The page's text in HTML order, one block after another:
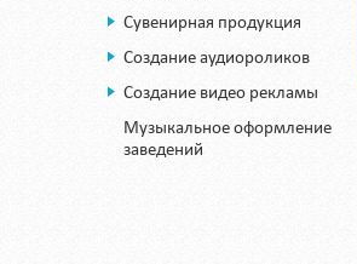
Сувенирная продукция
Создание аудиороликов
Создание видео рекламы
Музыкальное оформление
заведений